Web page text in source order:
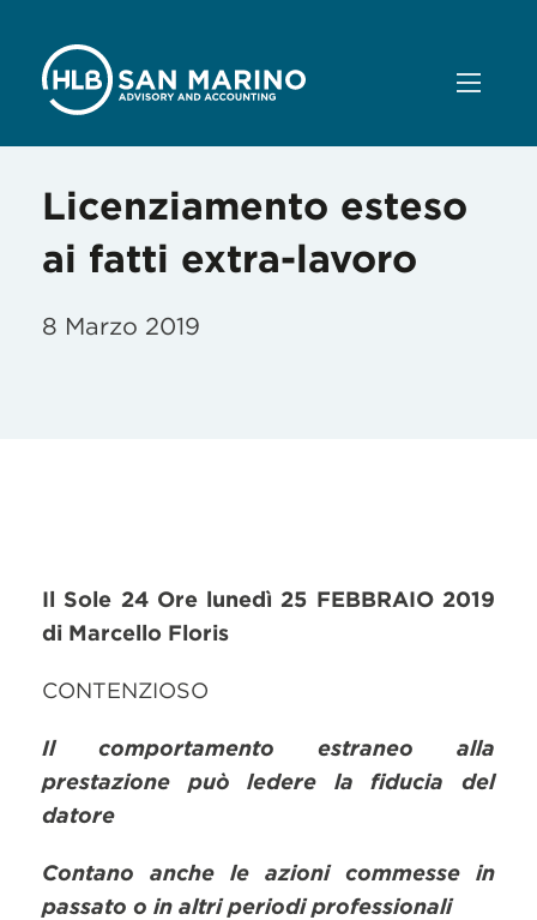
Licenziamento esteso
ai fatti extra-lavoro
8 Marzo 2019
Il Sole 24 Ore lunedì 25 FEBBRAIO 2019
di Marcello Floris
CONTENZIOSO
Il comportamento estraneo alla
prestazione può ledere la fiducia del
datore
Contano anche le azioni commesse in
passato o in altri periodi professionali